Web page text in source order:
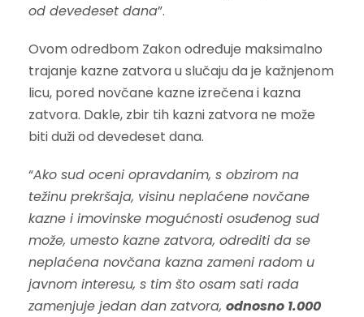
od devedeset dana”.
Ovom odredbom Zakon određuje maksimalno
trajanje kazne zatvora u slučaju da je kažnjenom
licu, pored novčane kazne izrečena i kazna
zatvora. Dakle, zbir tih kazni zatvora ne može
biti duži od devedeset dana.
“Ako sud oceni opravdanim, s obzirom na
težinu prekršaja, visinu neplaćene novčane
kazne i imovinske mogućnosti osuđenog sud
može, umesto kazne zatvora, odrediti da se
neplaćena novčana kazna zameni radom u
javnom interesu, s tim što osam sati rada
zamenjuje jedan dan zatvora, odnosno 1.000